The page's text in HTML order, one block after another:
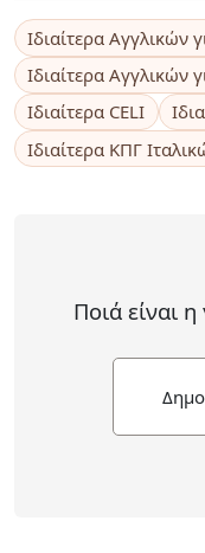
Ιδιαίτερα Αγγλικών
Ιδιαίτερα Αγγλικών
Ιδιαίτερα CELI
Ιδιαίτερα ΚΠΓ
Ποιά είναι